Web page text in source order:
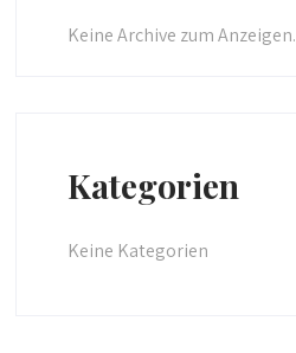
Keine Archive zum Anzeigen.
Kategorien
Keine Kategorien